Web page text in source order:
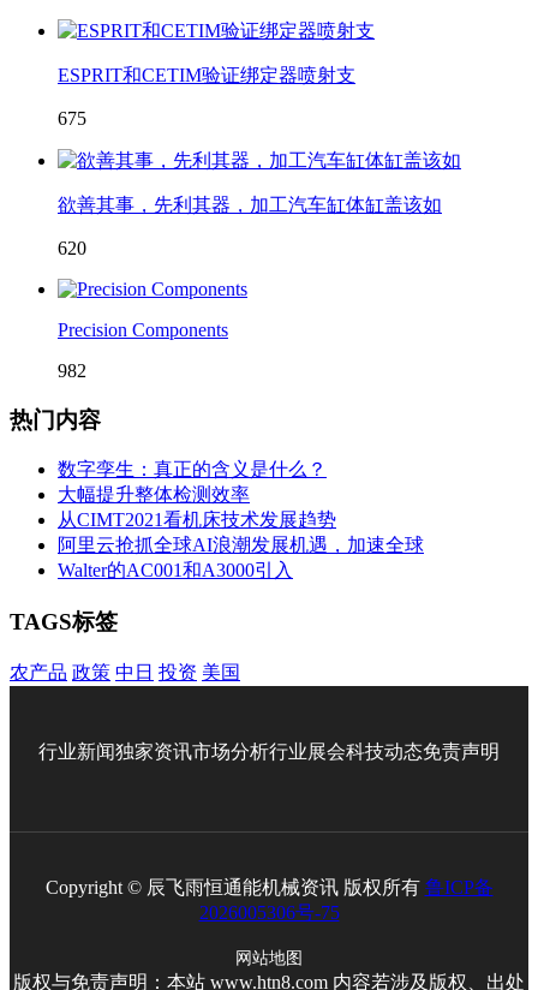
ESPRIT和CETIM验证绑定器喷射支
675
欲善其事，先利其器，加工汽车缸体缸盖该如
620
Precision Components
982
热门内容
数字孪生：真正的含义是什么？
大幅提升整体检测效率
从CIMT2021看机床技术发展趋势
阿里云抢抓全球AI浪潮发展机遇，加速全球
Walter的AC001和A3000引入
TAGS标签
农产品 政策 中日 投资 美国
行业新闻独家资讯市场分析行业展会科技动态免责声明
Copyright © 辰飞雨恒通能机械资讯 版权所有 鲁ICP备
2026005306号-75
网站地图
版权与免责声明：本站 www.htn8.com 内容若涉及版权、出处